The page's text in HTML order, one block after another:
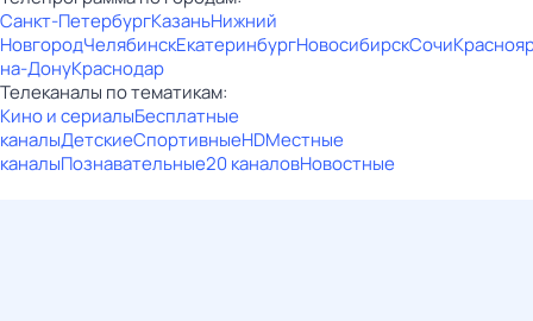
Санкт-ПетербургКазаньНижний
НовгородЧелябинскЕкатеринбургНовосибирскСочи
на-ДонуКраснодар
Телеканалы по тематикам:
Кино и сериалыБесплатные
каналыДетскиеСпортивныеHDМестные
каналыПознавательные20 каналовНовостные